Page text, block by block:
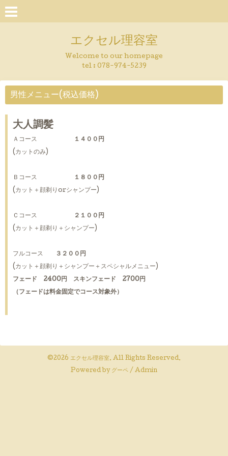
エクセル理容室
Welcome to our homepage
tel : 078-974-5239
男性メニュー(税込価格)
大人調髪
Ａコース
１４００円
(カットのみ)
Ｂコース
１８００円
(カット＋顔剃りorシャンプー)
Ｃコース
２１００円
(カット＋顔剃り＋シャンプー)
フルコース
３２００円
(カット＋顔剃り＋シャンプー＋スペシャルメニュー)
フェード 2400円 スキンフェード 2700円
（フェードは料金固定でコース対象外）
©2026 エクセル理容室. All Rights Reserved.
Powered by グーペ / Admin